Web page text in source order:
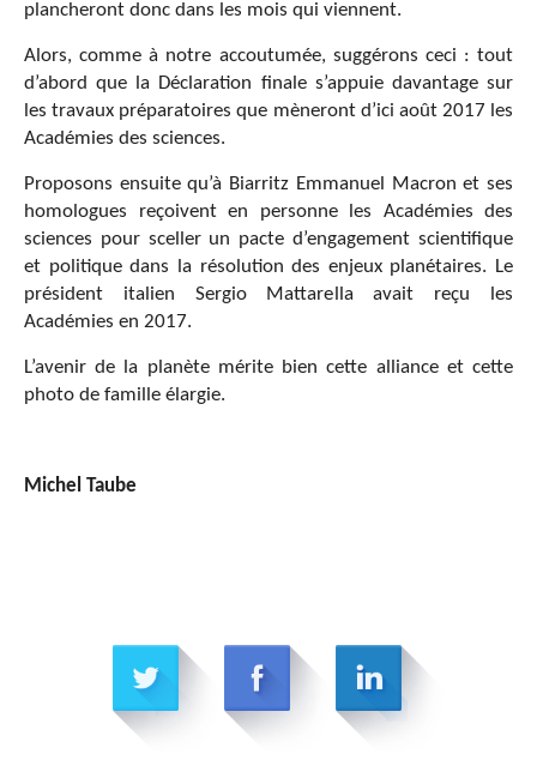
plancheront donc dans les mois qui viennent.
Alors, comme à notre accoutumée, suggérons ceci : tout
d’abord que la Déclaration finale s’appuie davantage sur
les travaux préparatoires que mèneront d’ici août 2017 les
Académies des sciences.
Proposons ensuite qu’à Biarritz Emmanuel Macron et ses
homologues reçoivent en personne les Académies des
sciences pour sceller un pacte d’engagement scientifique
et politique dans la résolution des enjeux planétaires. Le
président italien Sergio Mattarella avait reçu les
Académies en 2017.
L’avenir de la planète mérite bien cette alliance et cette
photo de famille élargie.
Michel Taube